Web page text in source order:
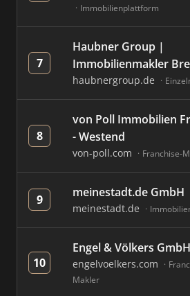
Immobilienplattform
7
Haubner Group |
Immobilienmakler
haubnergroup.de
8
von Poll Immobilien
- Westend
von-poll.com Franchise-
9 meinestadt.de GmbH
meinestadt.de
10
Engel & Völkers GmbH
engelvoelkers.com
Makler